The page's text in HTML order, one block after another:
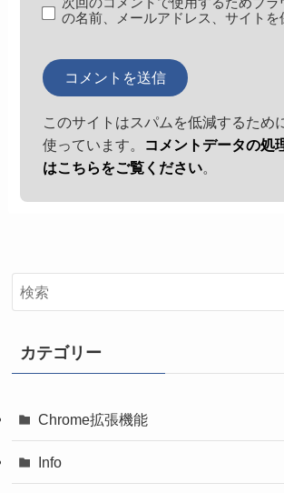
次回のコメントで使用するためブラ
の名前、メールアドレス、サイトを
このサイトはスパムを低減するため
使っています。
コメントデータの処
はこちらをご覧ください。
カテゴリー
Chrome拡張機能
Info